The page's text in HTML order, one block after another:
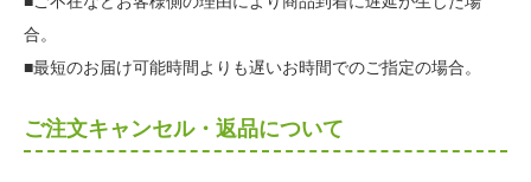
合。
■最短のお届け可能時間よりも遅いお時間でのご指定の場合。
ご注文キャンセル・返品について